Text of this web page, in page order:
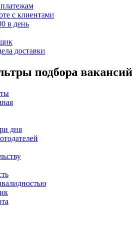
с клиентами
в день
доставки
подбора вакансий
дня